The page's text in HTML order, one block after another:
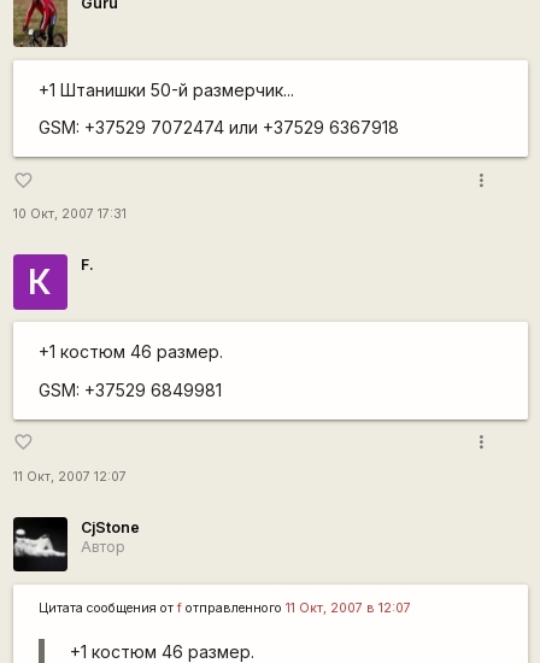
+1 Штанишки 50-й размерчик...
GSM: +37529 7072474 или +37529 6367918
favorite_border
10 Окт, 2007 17:31
more_vert
К F.
+1 костюм 46 размер.
GSM: +37529 6849981
favorite_border
11 Окт, 2007 12:07
more_vert
CjStone
Автор
Цитата сообщения от fотправленного 11 Окт, 2007 в 12:07
+1 костюм 46 размер.